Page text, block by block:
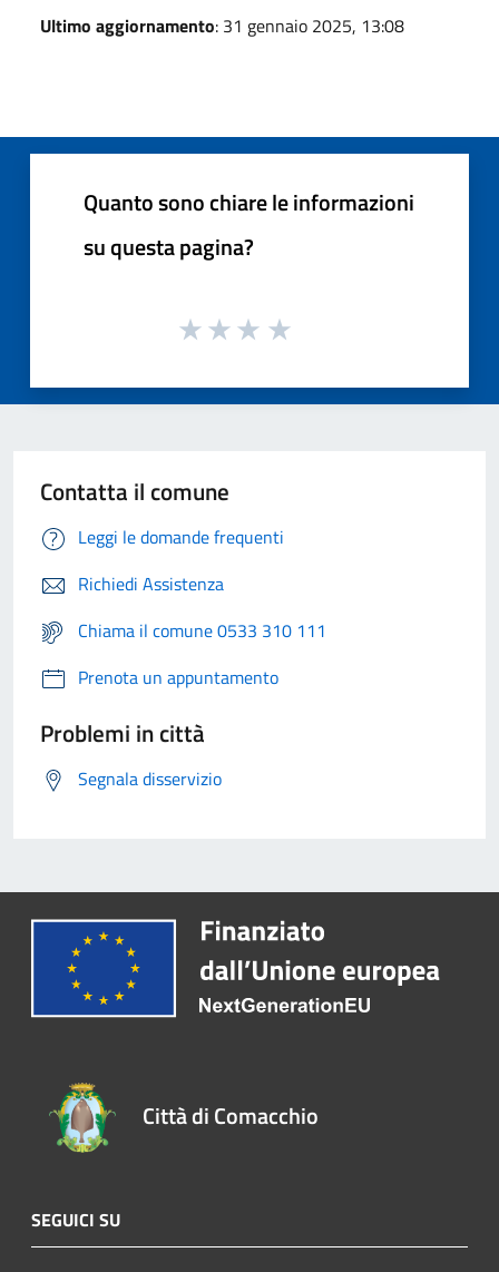
Ultimo aggiornamento: 31 gennaio 2025, 13:08
Quanto sono chiare le informazioni
su questa pagina?
Contatta il comune
Leggi le domande frequenti
Richiedi Assistenza
Chiama il comune 0533 310 111
Prenota un appuntamento
Problemi in città
Segnala disservizio
Città di Comacchio
SEGUICI SU